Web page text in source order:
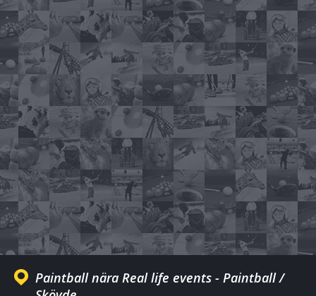
Paintball nära Real life events - Paintball /